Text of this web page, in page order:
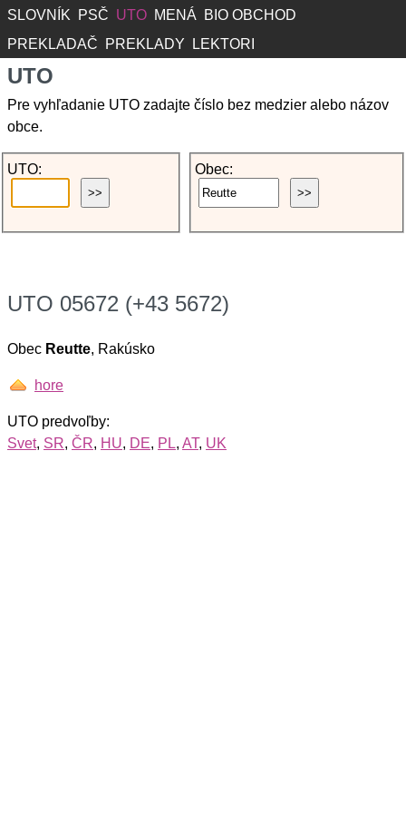
SLOVNÍK PSČ UTO MENÁ
BIO OBCHOD
PREKLADAČ
PREKLADY LEKTORI
UTO
Pre vyhľadanie UTO zadajte číslo bez medzier alebo názov
obce.
UTO: Obec:
UTO 05672 (+43 5672)
Obec Reutte, Rakúsko
hore
UTO predvoľby:
Svet, SR, ČR, HU, DE, PL, AT, UK